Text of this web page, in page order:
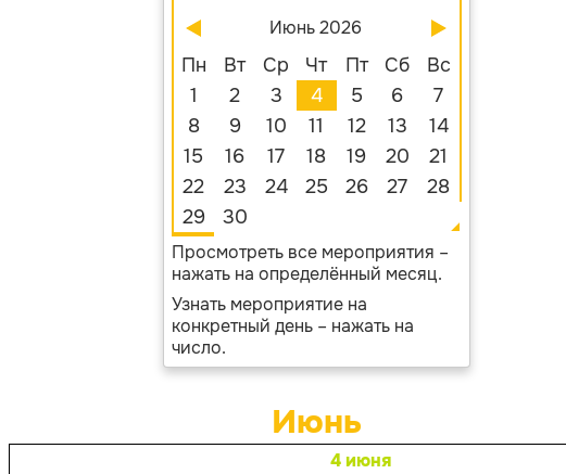
Июнь 2026
Пн Вт Ср Чт Пт Сб
Вс
1
2 3 4 5 6
7
8
9 10 11 12 13
14
15
16 17 18 19 20
21
22
23 24 25 26 27
28
29
30
Просмотреть все мероприятия –
нажать на определённый месяц.
Узнать мероприятие на
конкретный день – нажать на
число.
Июнь
4 июня